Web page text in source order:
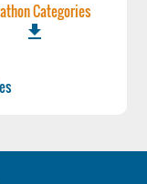
Categories
file_download